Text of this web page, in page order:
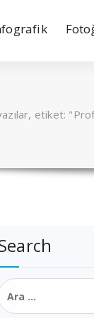
etiket:
Arama: